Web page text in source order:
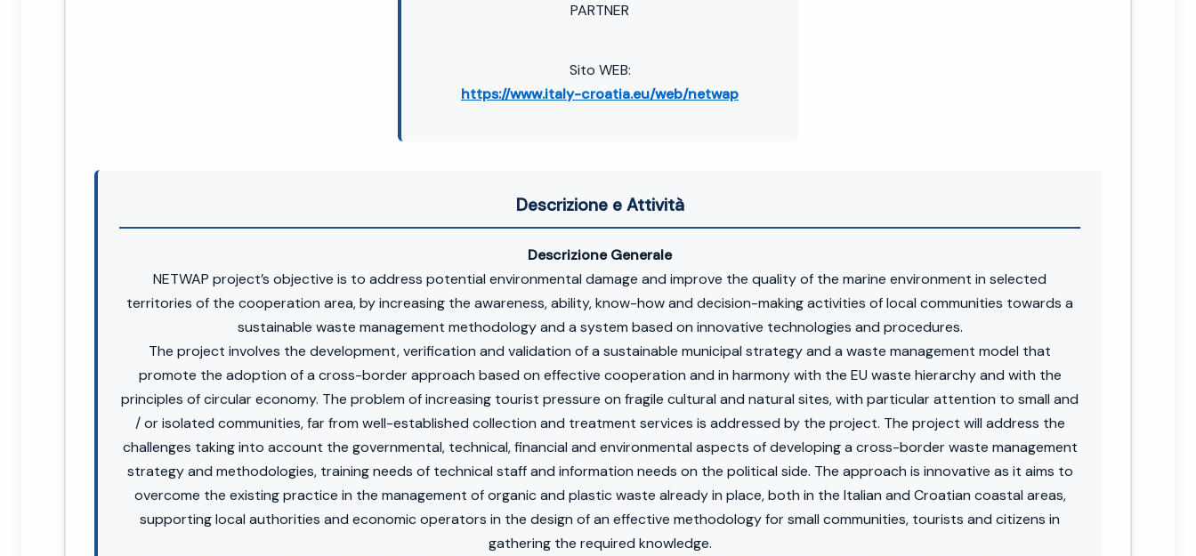
PARTNER
Sito WEB:
https://www.italy-croatia.eu/web/netwap
Descrizione e Attività
Descrizione Generale
NETWAP project’s objective is to address potential environmental damage and improve the quality of the marine environment in selected
territories of the cooperation area, by increasing the awareness, ability, know-how and decision-making activities of local communities towards a
sustainable waste management methodology and a system based on innovative technologies and procedures.
The project involves the development, verification and validation of a sustainable municipal strategy and a waste management model that
promote the adoption of a cross-border approach based on effective cooperation and in harmony with the EU waste hierarchy and with the
principles of circular economy. The problem of increasing tourist pressure on fragile cultural and natural sites, with particular attention to small and
/ or isolated communities, far from well-established collection and treatment services is addressed by the project. The project will address the
challenges taking into account the governmental, technical, financial and environmental aspects of developing a cross-border waste management
strategy and methodologies, training needs of technical staff and information needs on the political side. The approach is innovative as it aims to
overcome the existing practice in the management of organic and plastic waste already in place, both in the Italian and Croatian coastal areas,
supporting local authorities and economic operators in the design of an effective methodology for small communities, tourists and citizens in
gathering the required knowledge.